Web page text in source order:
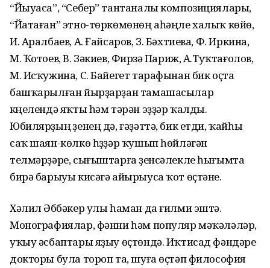
“Йыуаса”, “Себер” тантаналы композициялары,
“Йатаған” этно-төр­көмөнөң аһәңле халыҡ көйө,
И. Арал­баев, А. Ғайсаров, З. Бәх­тиева, Ф. Иркина,
М. Ҡотоев, В. Зәкиев, Фирүзә Париж, А.Туҡтағолов,
М. Ис­ҡужина, С. Байегет тарафы­нан бик оҫта
баш­ҡарылған йырҙарҙан тамашасылар
күңелендә яҡты һәм тәрән эҙҙәр ҡалды.
Юбилярҙың үҙенең дә, ғәҙәттә, бик етди, ҡайһы
саҡ шаян-көлкө һүҙҙәр ҡушып һөйләгән
телмәрҙәре, сығыштарға үҙенсә­лекле һығымта
бирә барыуы кисәгә айырыуса ҡот өҫтәне.
Хәлил Әбүбәкер улы һаман да ғилми эштә.
Монографиялар, фән­ни һәм популяр мәҡәләләр,
уҡыу әсбаптары яҙыу өҫтөндә. Иҡтисад фәндәре
докторы була тороп та, шуға өҫтәп философия